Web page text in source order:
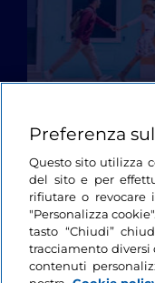
Preferenza
Questo sito utilizza
del sito e per
rifiutare o revocare
"Personalizza
tasto “Chiudi”
tracciamento diversi
contenuti